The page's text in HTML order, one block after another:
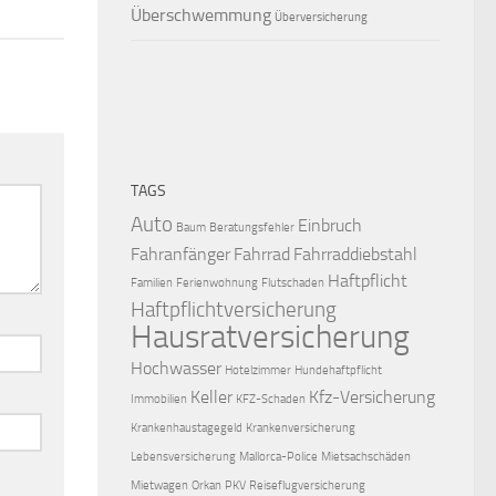
Überschwemmung Überversicherung
TAGS
Auto Baum Beratungsfehler Einbruch
Fahranfänger Fahrrad Fahrraddiebstahl
Familien Ferienwohnung Flutschaden Haftpflicht
Haftpflichtversicherung
Hausratversicherung
Hochwasser Hotelzimmer Hundehaftpflicht
Immobilien Keller KFZ-Schaden Kfz-Versicherung
Krankenhaustagegeld Krankenversicherung
Lebensversicherung Mallorca-Police Mietsachschäden
Mietwagen Orkan PKV Reiseflugversicherung